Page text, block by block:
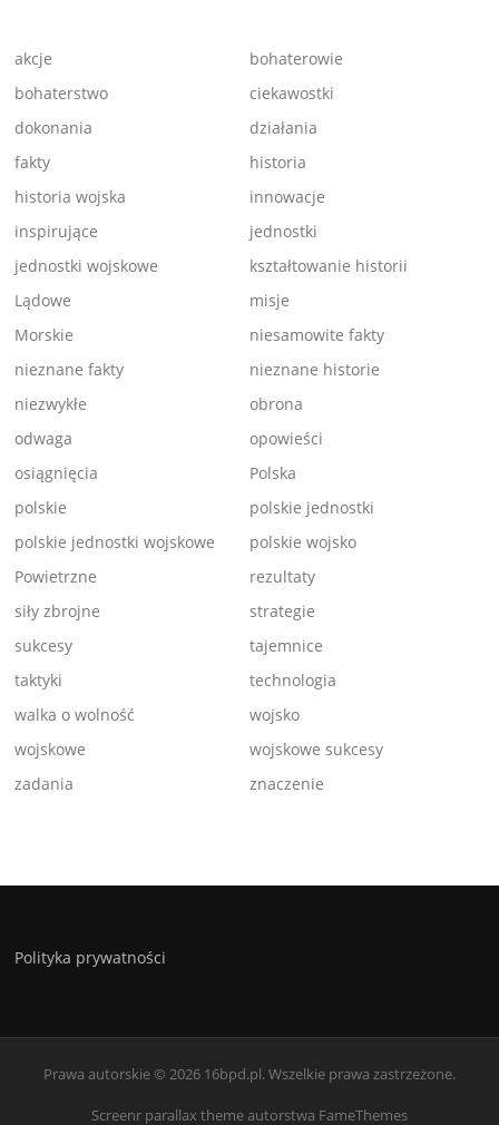
akcje
bohaterowie
bohaterstwo
ciekawostki
dokonania
działania
fakty
historia
historia wojska
innowacje
inspirujące
jednostki
jednostki wojskowe
kształtowanie historii
Lądowe
misje
Morskie
niesamowite fakty
nieznane fakty
nieznane historie
niezwykłe
obrona
odwaga
opowieści
osiągnięcia
Polska
polskie
polskie jednostki
polskie jednostki wojskowe
polskie wojsko
Powietrzne
rezultaty
siły zbrojne
strategie
sukcesy
tajemnice
taktyki
technologia
walka o wolność
wojsko
wojskowe
wojskowe sukcesy
zadania
znaczenie
Polityka prywatności
Prawa autorskie © 2026 16bpd.pl. Wszelkie prawa zastrzeżone.
Screenr parallax themeautorstwa FameThemes